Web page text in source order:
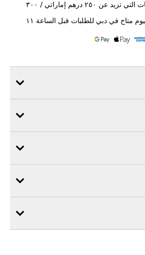
توصيل مجاني للطلبات التي تزيد عن ٢٥٠ درهم إماراتي / ٣٠٠
التوصيل في نفس اليوم متاح في دبي للطلبات قبل الساعة ١١